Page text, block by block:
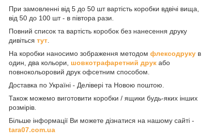
При замовленні від 5 до 50 шт вартість коробки вдвічі вища,
від 50 до 100 шт - в півтора рази.
Повний список та вартість коробок без нанесення друку
дивіться тут
На коробки наносимо зображення методом флексодруку в
один, два кольори, шовкотрафаретний друк або
повнокольоровий друк офсетним способом.
Доставка по Україні - Делівері та Новою поштою.
Також можемо виготовити коробки / ящики будь-яких інших
розмірів.
Більше інформації Ви можете дізнатися на нашому сайті -
tara07.com.ua